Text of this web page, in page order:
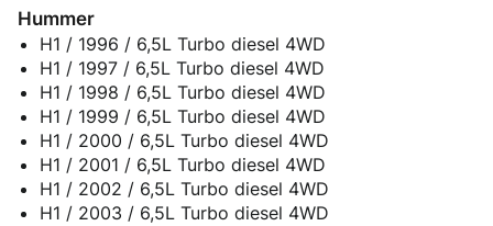
Hummer
H1 / 1996 / 6,5L Turbo diesel 4WD
H1 / 1997 / 6,5L Turbo diesel 4WD
H1 / 1998 / 6,5L Turbo diesel 4WD
H1 / 1999 / 6,5L Turbo diesel 4WD
H1 / 2000 / 6,5L Turbo diesel 4WD
H1 / 2001 / 6,5L Turbo diesel 4WD
H1 / 2002 / 6,5L Turbo diesel 4WD
H1 / 2003 / 6,5L Turbo diesel 4WD